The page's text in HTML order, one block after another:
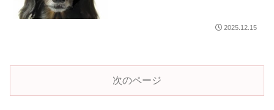
2025.12.15
次のページ